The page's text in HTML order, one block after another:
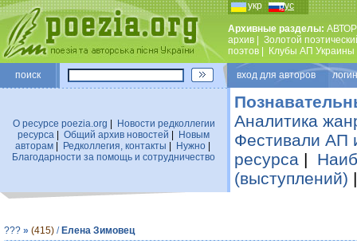
укр рус
Архивные разделы:
архив
Золотой
поэтов
Клубы АП Украины
поиск вход для авторов
О ресурсе poezia.org
Новости редколлегии
ресурса
Общий архив новостей
Новым
авторам| Редколлегия, контакты Нужно|
Благодарности за помощь и сотрудничество
Аналитика
Фестивали АП
ресурса |
(выступлений)
??? » (415) / Елена Зимовец